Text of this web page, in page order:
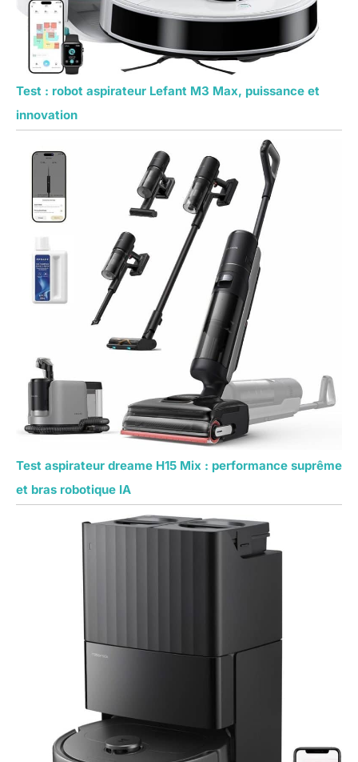
Test : robot aspirateur Lefant M3 Max, puissance et
innovation
Test aspirateur dreame H15 Mix : performance suprême
et bras robotique IA